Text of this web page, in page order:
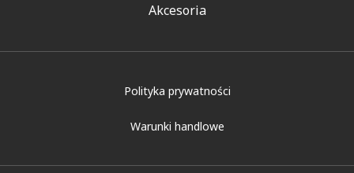
Akcesoria
Polityka prywatności
Warunki handlowe